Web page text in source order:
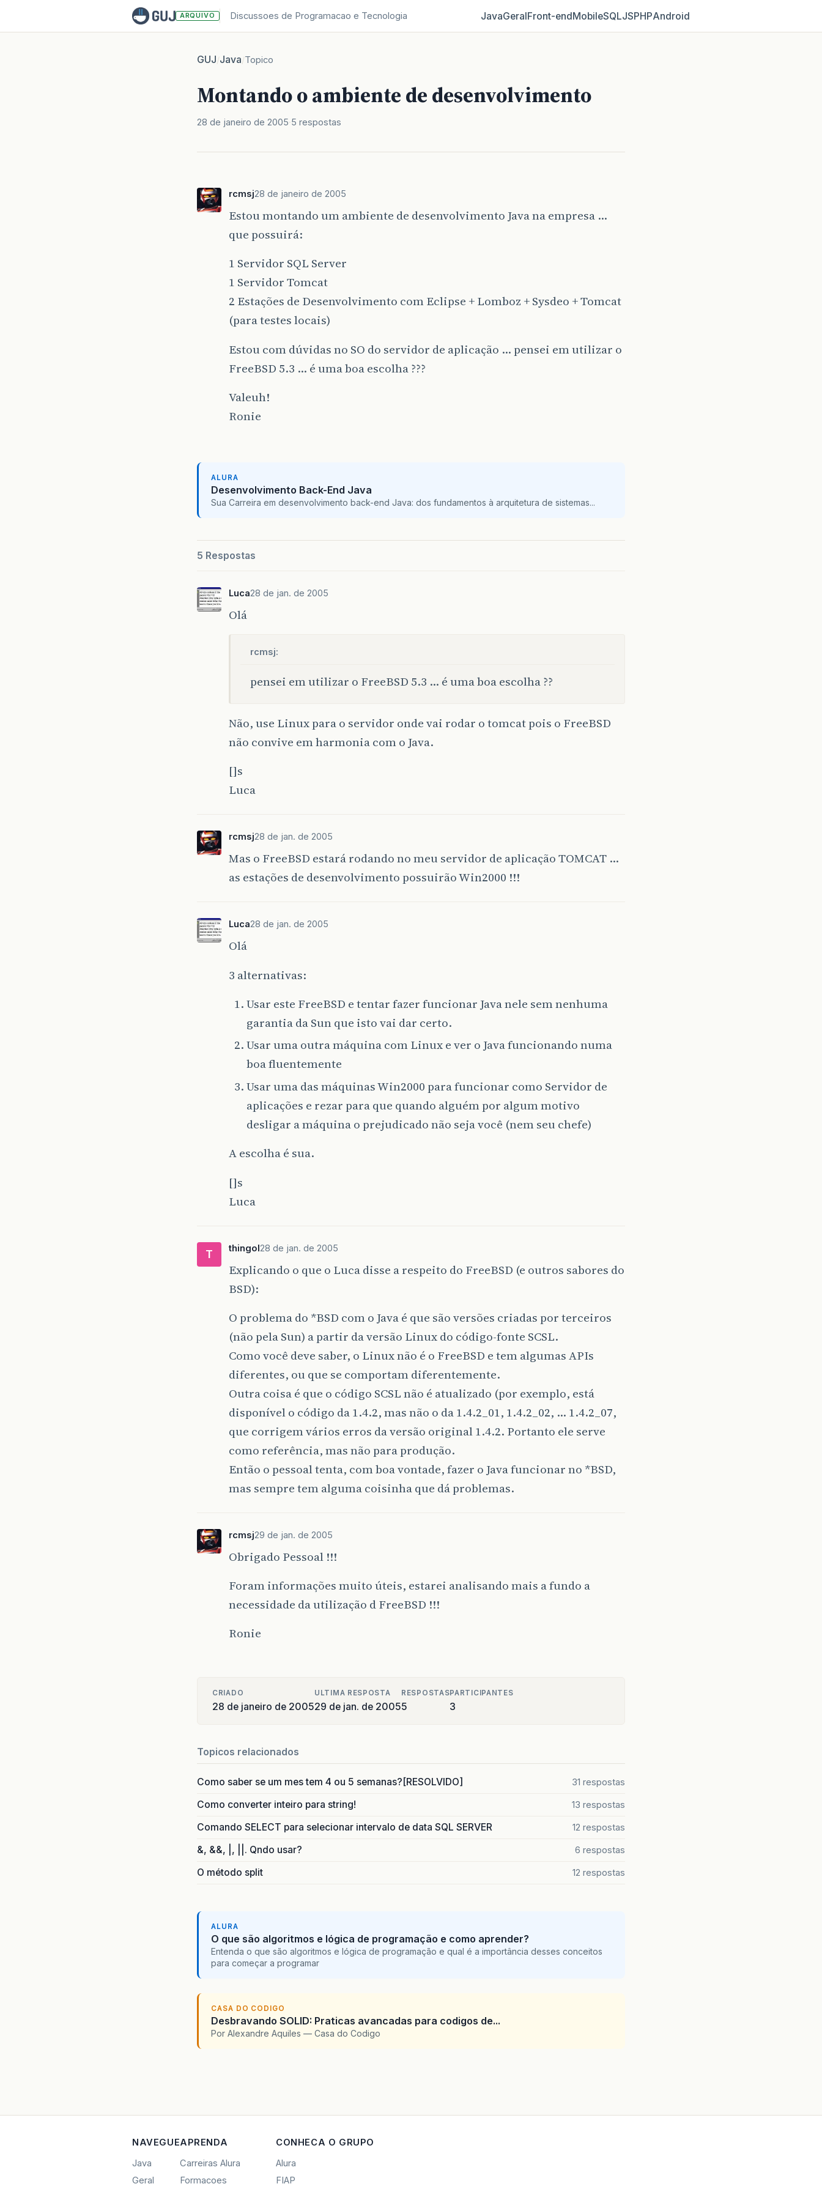
ARQUIVO Discussoes de Programacao e Tecnologia JavaGeralFront‑endMobileSQLJSPHPAndroid
GUJ/Java/Topico
Montando o ambiente de desenvolvimento
28 de janeiro de 2005 5 respostas
rcmsj28 de janeiro de 2005
Estou montando um ambiente de desenvolvimento Java na empresa …
que possuirá:
1 Servidor SQL Server
1 Servidor Tomcat
2 Estações de Desenvolvimento com Eclipse + Lomboz + Sysdeo + Tomcat
(para testes locais)
Estou com dúvidas no SO do servidor de aplicação … pensei em utilizar o
FreeBSD 5.3 … é uma boa escolha ???
Valeuh!
Ronie
ALURA
Desenvolvimento Back-End Java
Sua Carreira em desenvolvimento back-end Java: dos fundamentos à arquitetura de sistemas...
5 Respostas
Luca28 de jan. de 2005
Olá
rcmsj:
pensei em utilizar o FreeBSD 5.3 … é uma boa escolha ??
Não, use Linux para o servidor onde vai rodar o tomcat pois o FreeBSD
não convive em harmonia com o Java.
[]s
Luca
rcmsj28 de jan. de 2005
Mas o FreeBSD estará rodando no meu servidor de aplicação TOMCAT …
as estações de desenvolvimento possuirão Win2000 !!!
Luca28 de jan. de 2005
Olá
3 alternativas:
Usar este FreeBSD e tentar fazer funcionar Java nele sem nenhuma
garantia da Sun que isto vai dar certo.
Usar uma outra máquina com Linux e ver o Java funcionando numa
boa fluentemente
Usar uma das máquinas Win2000 para funcionar como Servidor de
aplicações e rezar para que quando alguém por algum motivo
desligar a máquina o prejudicado não seja você (nem seu chefe)
A escolha é sua.
[]s
Luca
T thingol28 de jan. de 2005
Explicando o que o Luca disse a respeito do FreeBSD (e outros sabores do
BSD):
O problema do *BSD com o Java é que são versões criadas por terceiros
(não pela Sun) a partir da versão Linux do código-fonte SCSL.
Como você deve saber, o Linux não é o FreeBSD e tem algumas APIs
diferentes, ou que se comportam diferentemente.
Outra coisa é que o código SCSL não é atualizado (por exemplo, está
disponível o código da 1.4.2, mas não o da 1.4.2_01, 1.4.2_02, … 1.4.2_07,
que corrigem vários erros da versão original 1.4.2. Portanto ele serve
como referência, mas não para produção.
Então o pessoal tenta, com boa vontade, fazer o Java funcionar no *BSD,
mas sempre tem alguma coisinha que dá problemas.
rcmsj29 de jan. de 2005
Obrigado Pessoal !!!
Foram informações muito úteis, estarei analisando mais a fundo a
necessidade da utilização d FreeBSD !!!
Ronie
CRIADO
28 de janeiro de 2005
ULTIMA RESPOSTA
29 de jan. de 2005
RESPOSTAS
5
PARTICIPANTES
3
Topicos relacionados
Como saber se um mes tem 4 ou 5 semanas?[RESOLVIDO] 31 respostas
Como converter inteiro para string! 13 respostas
Comando SELECT para selecionar intervalo de data SQL SERVER 12 respostas
&, &&, |, ||. Qndo usar? 6 respostas
O método split 12 respostas
ALURA
O que são algoritmos e lógica de programação e como aprender?
Entenda o que são algoritmos e lógica de programação e qual é a importância desses conceitos
para começar a programar
CASA DO CODIGO
Desbravando SOLID: Praticas avancadas para codigos de...
Por Alexandre Aquiles — Casa do Codigo
NAVEGUE
Java
Geral
APRENDA
Carreiras Alura
Formacoes
CONHECA O GRUPO
Alura
FIAP